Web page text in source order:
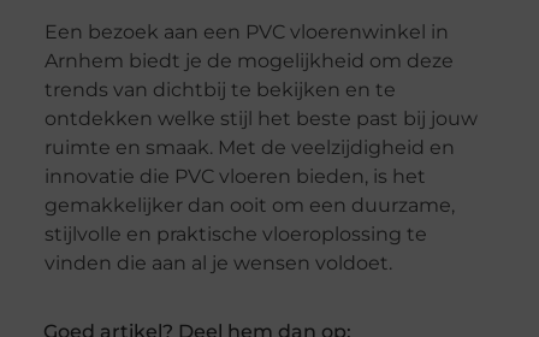
Een bezoek aan een PVC vloerenwinkel in
Arnhem biedt je de mogelijkheid om deze
trends van dichtbij te bekijken en te
ontdekken welke stijl het beste past bij jouw
ruimte en smaak. Met de veelzijdigheid en
innovatie die PVC vloeren bieden, is het
gemakkelijker dan ooit om een duurzame,
stijlvolle en praktische vloeroplossing te
vinden die aan al je wensen voldoet.
Goed artikel? Deel hem dan op: